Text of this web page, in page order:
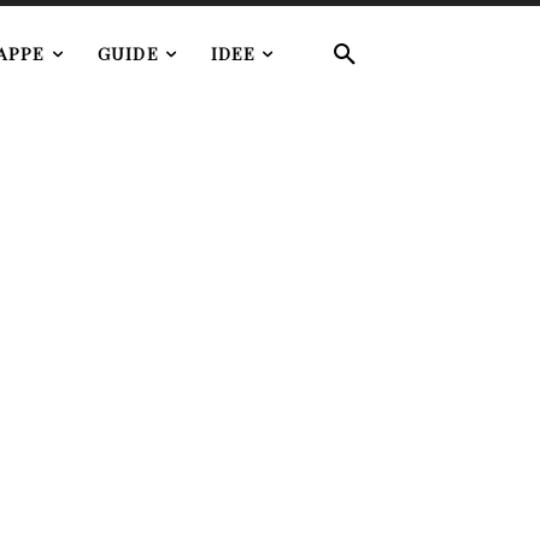
GUIDE IDEE